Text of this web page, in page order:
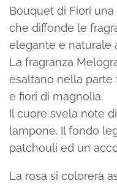
Bouquet di Fiori
che diffonde le
elegante e naturale
La fragranza
esaltano nella parte
e fiori di magnolia.
Il cuore svela note
lampone. Il fondo
patchouli ed un
La rosa si colorerà